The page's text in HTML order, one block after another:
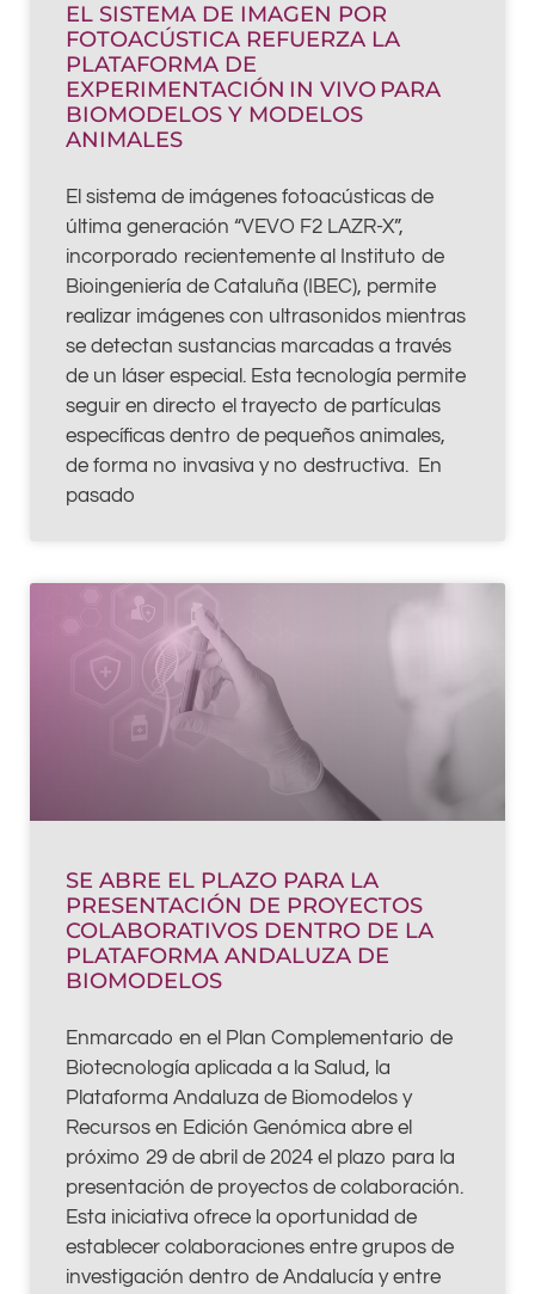
EL SISTEMA DE IMAGEN POR
FOTOACÚSTICA REFUERZA LA
PLATAFORMA DE
EXPERIMENTACIÓN IN VIVO PARA
BIOMODELOS Y MODELOS
ANIMALES
El sistema de imágenes fotoacústicas de
última generación “VEVO F2 LAZR-X”,
incorporado recientemente al Instituto de
Bioingeniería de Cataluña (IBEC), permite
realizar imágenes con ultrasonidos mientras
se detectan sustancias marcadas a través
de un láser especial. Esta tecnología permite
seguir en directo el trayecto de partículas
específicas dentro de pequeños animales,
de forma no invasiva y no destructiva. En
pasado
SE ABRE EL PLAZO PARA LA
PRESENTACIÓN DE PROYECTOS
COLABORATIVOS DENTRO DE LA
PLATAFORMA ANDALUZA DE
BIOMODELOS
Enmarcado en el Plan Complementario de
Biotecnología aplicada a la Salud, la
Plataforma Andaluza de Biomodelos y
Recursos en Edición Genómica abre el
próximo 29 de abril de 2024 el plazo para la
presentación de proyectos de colaboración.
Esta iniciativa ofrece la oportunidad de
establecer colaboraciones entre grupos de
investigación dentro de Andalucía y entre